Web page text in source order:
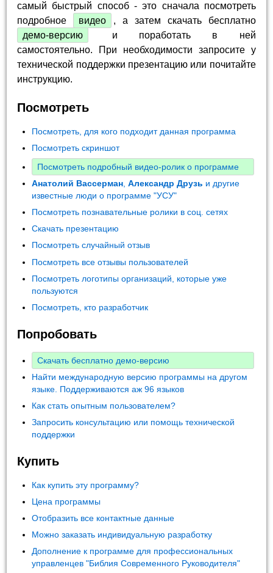
самый быстрый способ - это сначала посмотреть
подробное
видео
, а затем скачать бесплатно
демо-версию
и поработать в ней
самостоятельно. При необходимости запросите у
технической поддержки презентацию или почитайте
инструкцию.
Посмотреть
Посмотреть, для кого подходит данная программа
Посмотреть скриншот
Посмотреть подробный видео-ролик о программе
Анатолий Вассерман ,Александр Друзь и другие
известные люди о программе "УСУ"
Посмотреть познавательные ролики в соц. сетях
Скачать презентацию
Посмотреть случайный отзыв
Посмотреть все отзывы пользователей
Посмотреть логотипы организаций, которые уже
пользуются
Посмотреть, кто разработчик
Попробовать
Скачать бесплатно демо-версию
Найти международную версию программы на другом
языке. Поддерживаются аж 96 языков
Как стать опытным пользователем?
Запросить консультацию или помощь технической
поддержки
Купить
Как купить эту программу?
Цена программы
Отобразить все контактные данные
Можно заказать индивидуальную разработку
Дополнение к программе для профессиональных
управленцев "Библия Современного Руководителя"